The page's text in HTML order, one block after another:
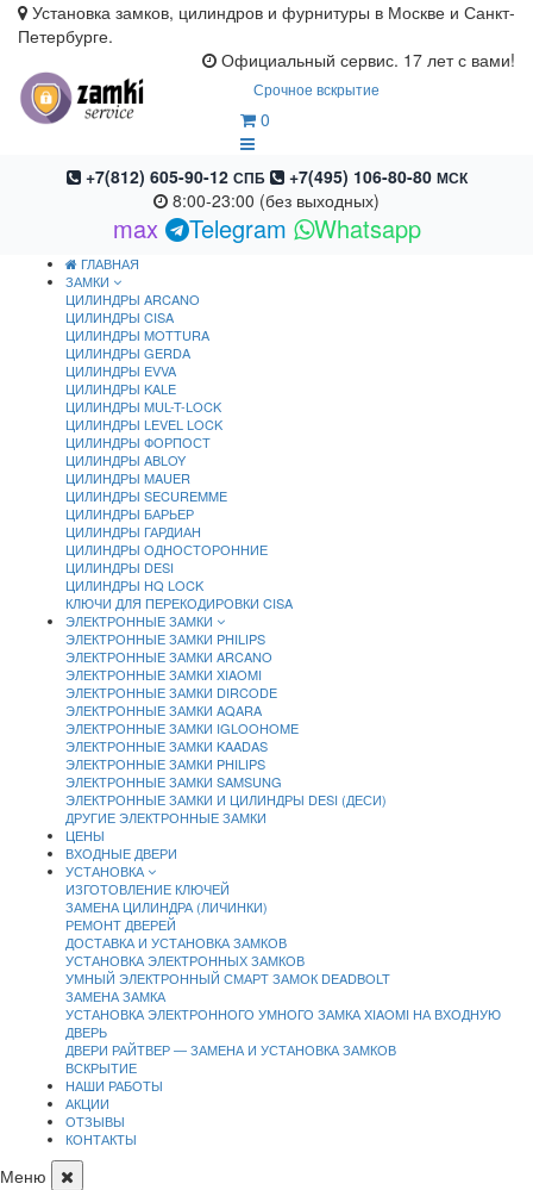
Установка замков, цилиндров и фурнитуры в Москве и Санкт-
Петербурге.
Официальный сервис. 17 лет с вами!
Срочное вскрытие
0
+7(812) 605-90-12 СПБ +7(495) 106-80-80 МСК
8:00-23:00 (без выходных)
max Telegram Whatsapp
ГЛАВНАЯ
ЗАМКИ
ЦИЛИНДРЫ ARCANO
ЦИЛИНДРЫ CISA
ЦИЛИНДРЫ MOTTURA
ЦИЛИНДРЫ GERDA
ЦИЛИНДРЫ EVVA
ЦИЛИНДРЫ KALE
ЦИЛИНДРЫ MUL-T-LOCK
ЦИЛИНДРЫ LEVEL LOCK
ЦИЛИНДРЫ ФОРПОСТ
ЦИЛИНДРЫ ABLOY
ЦИЛИНДРЫ MAUER
ЦИЛИНДРЫ SECUREMME
ЦИЛИНДРЫ БАРЬЕР
ЦИЛИНДРЫ ГАРДИАН
ЦИЛИНДРЫ ОДНОСТОРОННИЕ
ЦИЛИНДРЫ DESI
ЦИЛИНДРЫ HQ LOCK
КЛЮЧИ ДЛЯ ПЕРЕКОДИРОВКИ CISA
ЭЛЕКТРОННЫЕ ЗАМКИ
ЭЛЕКТРОННЫЕ ЗАМКИ PHILIPS
ЭЛЕКТРОННЫЕ ЗАМКИ ARCANO
ЭЛЕКТРОННЫЕ ЗАМКИ XIAOMI
ЭЛЕКТРОННЫЕ ЗАМКИ DIRCODE
ЭЛЕКТРОННЫЕ ЗАМКИ AQARA
ЭЛЕКТРОННЫЕ ЗАМКИ IGLOOHOME
ЭЛЕКТРОННЫЕ ЗАМКИ KAADAS
ЭЛЕКТРОННЫЕ ЗАМКИ PHILIPS
ЭЛЕКТРОННЫЕ ЗАМКИ SAMSUNG
ЭЛЕКТРОННЫЕ ЗАМКИ И ЦИЛИНДРЫ DESI (ДЕСИ)
ДРУГИЕ ЭЛЕКТРОННЫЕ ЗАМКИ
ЦЕНЫ
ВХОДНЫЕ ДВЕРИ
УСТАНОВКА
ИЗГОТОВЛЕНИЕ КЛЮЧЕЙ
ЗАМЕНА ЦИЛИНДРА (ЛИЧИНКИ)
РЕМОНТ ДВЕРЕЙ
ДОСТАВКА И УСТАНОВКА ЗАМКОВ
УСТАНОВКА ЭЛЕКТРОННЫХ ЗАМКОВ
УМНЫЙ ЭЛЕКТРОННЫЙ СМАРТ ЗАМОК DEADBOLT
ЗАМЕНА ЗАМКА
УСТАНОВКА ЭЛЕКТРОННОГО УМНОГО ЗАМКА XIAOMI НА ВХОДНУЮ
ДВЕРЬ
ДВЕРИ РАЙТВЕР — ЗАМЕНА И УСТАНОВКА ЗАМКОВ
ВСКРЫТИЕ
НАШИ РАБОТЫ
АКЦИИ
ОТЗЫВЫ
КОНТАКТЫ
Меню